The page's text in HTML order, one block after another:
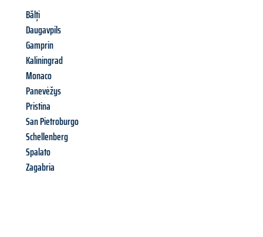
Bălți
Daugavpils
Gamprin
Kaliningrad
Monaco
Panevėžys
Pristina
San Pietroburgo
Schellenberg
Spalato
Zagabria